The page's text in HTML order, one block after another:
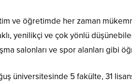
ve öğretimde her zaman
yenilikçi ve çok yönlü
salonları ve spor alanları gibi
üniversitesinde 5 fakülte, 31